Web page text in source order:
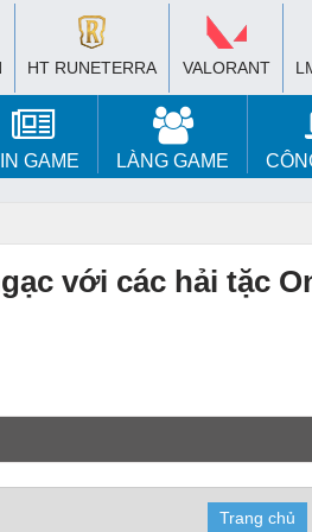
HT RUNETERRA VALORANT
GAME LÀNG GAME
với các hải tặc
Trang chủ